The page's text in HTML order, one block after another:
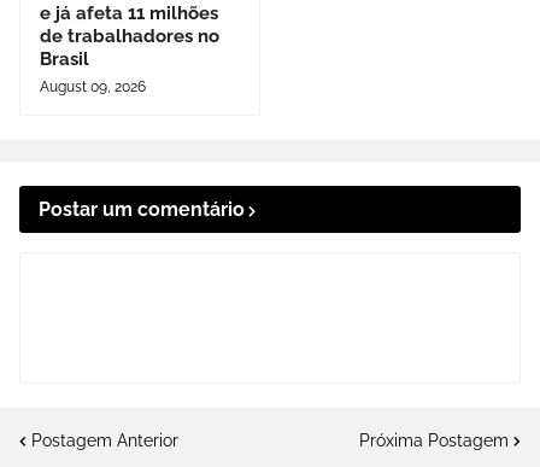
e já afeta 11 milhões
de trabalhadores no
Brasil
August 09, 2026
Postar um comentário
Postagem Anterior Próxima Postagem